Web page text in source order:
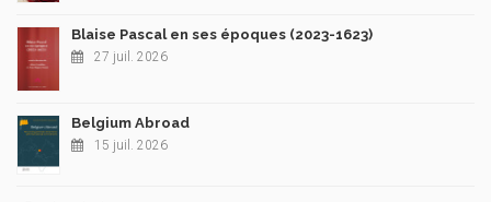
Blaise Pascal en ses époques (2023-1623)
27 juil. 2026
Belgium Abroad
15 juil. 2026